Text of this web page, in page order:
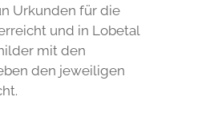
Urkunden für die
und in Lobetal
mit den
den jeweiligen